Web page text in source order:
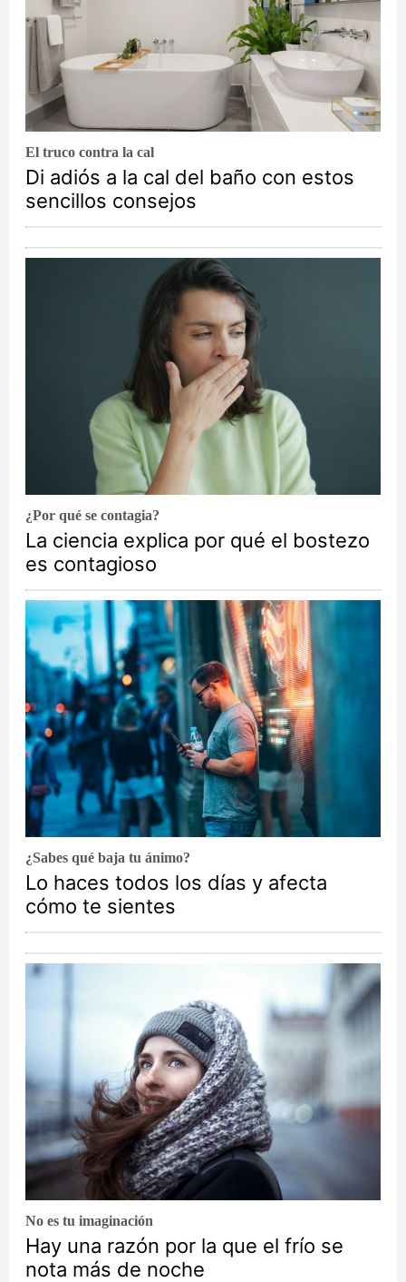
El truco contra la cal
Di adiós a la cal del baño con estos
sencillos consejos
¿Por qué se contagia?
La ciencia explica por qué el bostezo
es contagioso
¿Sabes qué baja tu ánimo?
Lo haces todos los días y afecta
cómo te sientes
No es tu imaginación
Hay una razón por la que el frío se
nota más de noche